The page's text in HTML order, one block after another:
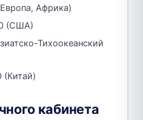
Африка)
(США)
Тихоокеанский
(Китай)
кабинета